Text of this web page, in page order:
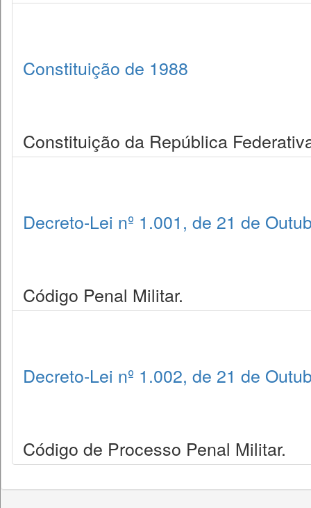
Constituição de 1988
Constituição da República
Decreto-Lei nº 1.001, de 21 de
Código Penal Militar.
Decreto-Lei nº 1.002, de 21 de
Código de Processo Penal Militar.